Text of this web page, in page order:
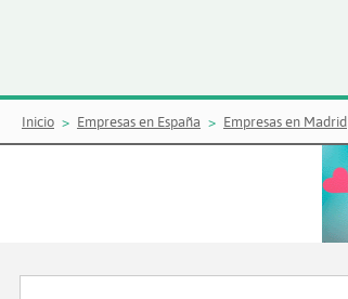
Inicio Empresas en España Empresas en Madrid